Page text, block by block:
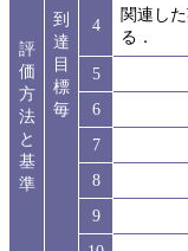
評
価
方
法
と
基
準
到
達
目
標
毎
4
関連し
る．
5
6
7
8
9